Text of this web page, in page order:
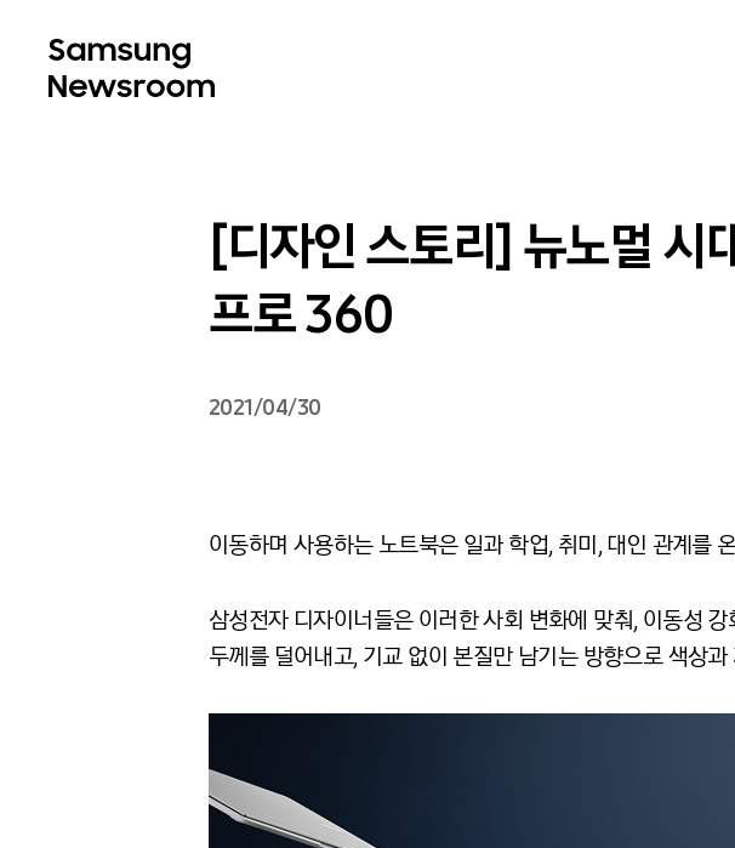
[디자인 스토리] 뉴노멀 시
프로 360
2021/04/30
이동하며 사용하는 노트북은 일과 학업, 취미, 대인 관계를
삼성전자 디자이너들은 이러한 사회 변화에 맞춰, 이동성
두께를 덜어내고, 기교 없이 본질만 남기는 방향으로 색상